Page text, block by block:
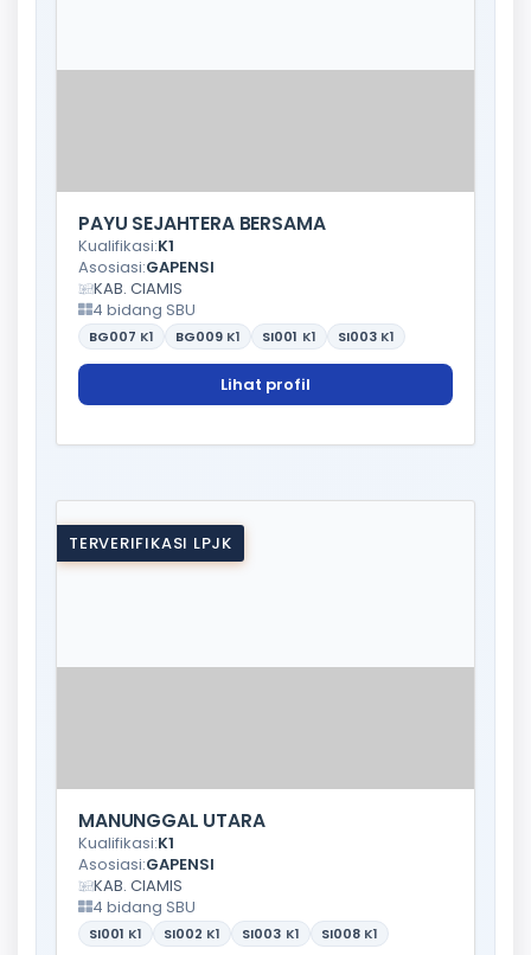
PAYU SEJAHTERA BERSAMA
Kualifikasi:K1
Asosiasi:GAPENSI
KAB. CIAMIS
4 bidang SBU
BG007 K1 BG009 K1 SI001 K1 SI003 K1
Lihat profil
TERVERIFIKASI LPJK
MANUNGGAL UTARA
Kualifikasi:K1
Asosiasi:GAPENSI
KAB. CIAMIS
4 bidang SBU
SI001 K1 SI002 K1 SI003 K1 SI008 K1